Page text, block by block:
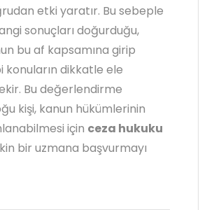
etki yaratır. Bu sebeple
sonuçları doğurduğu,
bu af kapsamına girip
konuların dikkatle ele
Bu değerlendirme
kişi, kanun hükümlerinin
için ceza hukuku
bir uzmana başvurmayı